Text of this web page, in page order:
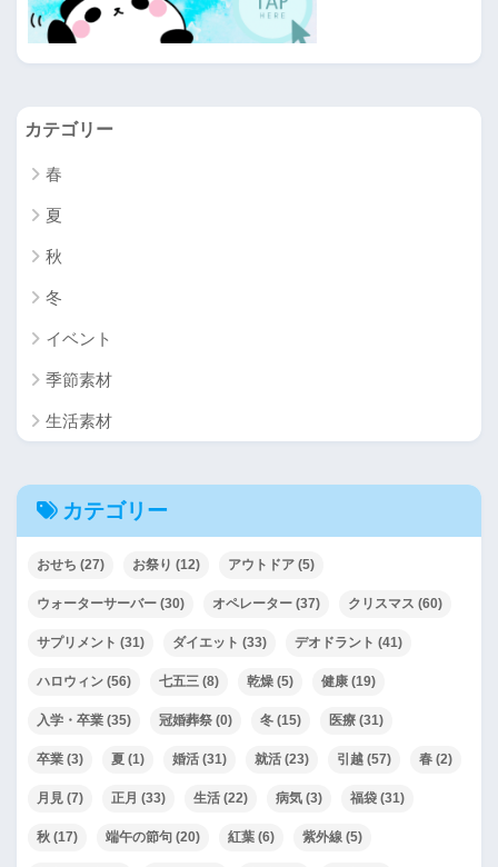
カテゴリー
春
夏
秋
冬
イベント
季節素材
生活素材
カテゴリー
おせち (27) お祭り (12) アウトドア (5)
ウォーターサーバー (30) オペレーター (37) クリスマス (60)
サプリメント (31) ダイエット (33) デオドラント (41)
ハロウィン (56) 七五三 (8) 乾燥 (5) 健康 (19)
入学・卒業 (35) 冠婚葬祭 (0) 冬 (15) 医療 (31)
卒業 (3) 夏 (1) 婚活 (31) 就活 (23) 引越 (57) 春 (2)
月見 (7) 正月 (33) 生活 (22) 病気 (3) 福袋 (31)
秋 (17) 端午の節句 (20) 紅葉 (6) 紫外線 (5)